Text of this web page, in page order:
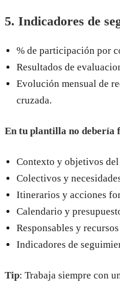
5. Indicadores de
% de participación por
Resultados de
Evolución mensual de
cruzada.
En tu plantilla no debería
Contexto y objetivos
Colectivos y
Itinerarios y acciones
Calendario y
Responsables y
Indicadores de
Tip: Trabaja siempre con